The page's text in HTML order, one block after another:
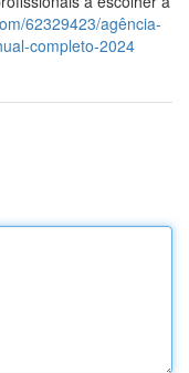
62329423/agência-
completo-2024